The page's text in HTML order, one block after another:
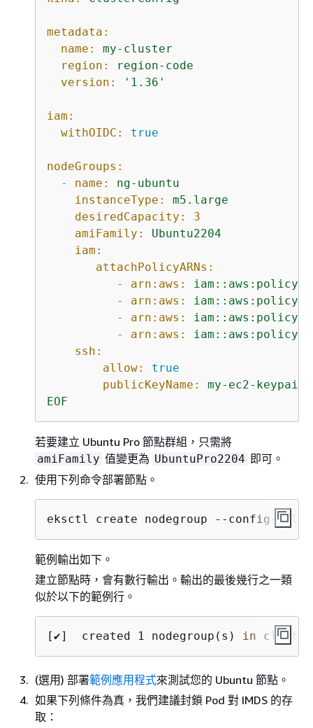
metadata:
name:
my-cluster
region:
region-code
version:
'1.36'
iam:
withOIDC:
true
nodeGroups:
-
name:
ng-ubuntu
instanceType:
m5.large
desiredCapacity:
3
amiFamily:
Ubuntu2204
iam:
attachPolicyARNs:
-
arn:aws:
iam::aws:policy/
-
arn:aws:
iam::aws:policy/
-
arn:aws:
iam::aws:policy/
-
arn:aws:
iam::aws:policy/
ssh:
allow:
true
publicKeyName:
my-ec2-keypair-
EOF
若要建立 Ubuntu Pro 節點群組，只需將
amiFamily 值變更為 UbuntuPro2204 即可。
使用下列命令部署節點。
eksctl create nodegroup --config-
範例輸出如下。
建立節點時，會有數行輸出。輸出的最後幾行之一類
似於以下的範例行。
[✔]  created 1 nodegroup(s) in
(選用) 部署範例應用程式來測試您的 Ubuntu 節點。
如果下列條件為真，我們建議封鎖 Pod 對 IMDS 的存
取：